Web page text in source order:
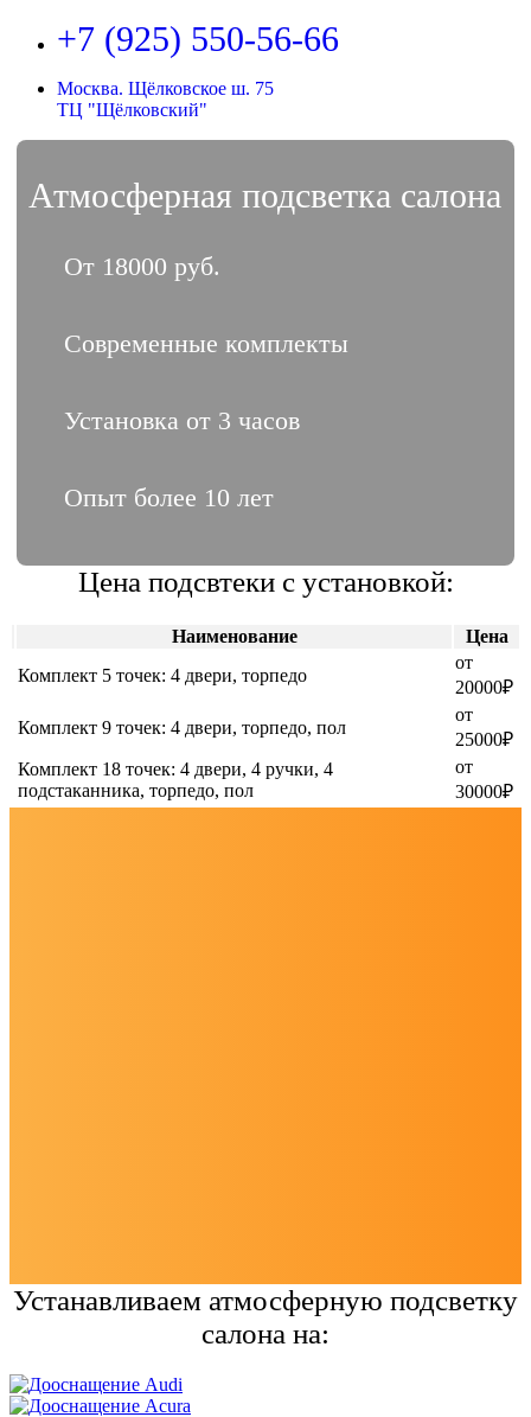
+7 (925) 550-56-66
Москва. Щёлковское ш. 75
ТЦ "Щёлковский"
Атмосферная подсветка салона
От 18000 руб.
Современные комплекты
Установка от 3 часов
Опыт более 10 лет
Цена подсвтеки с установкой:
Наименование
Цена
Комплект 5 точек: 4 двери, торпедо
от
20000₽
Комплект 9 точек: 4 двери, торпедо, пол
от
25000₽
Комплект 18 точек: 4 двери, 4 ручки, 4
подстаканника, торпедо, пол
от
30000₽
Устанавливаем атмосферную подсветку
салона на: